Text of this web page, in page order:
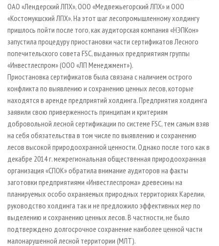
ИНСТРУМЕНТ И МАТЕРИАЛЫ
БИБЛИОТЕКА СПЕЦИАЛИСТА
ОАО «Лендерский ЛПХ», ООО «Медвежьегорский ЛПХ» и ООО
«Костомукшский ЛПХ». На этот шаг лесопромышленному холдингу
пришлось пойти после того, как аудиторская компания «НЭПКон»
запустила процедуру приостановки части сертификатов Лесного
попечительского совета FSC, выданных предприятиям группы
«Инвестлеспром» (ООО «ЛП Менеджмент»).
Приостановка сертификатов была связана с наличием острого
конфликта по выявлению и сохранению ценных лесов, которые
находятся в аренде предприятий холдинга. Предприятия холдинга
заявили свою приверженность принципам и критериям
добровольной лесной сертификации по системе FSC, тем самым взяв
на себя обязательства в том числе по выявлению и сохранению
лесов высокой природоохранной ценности. Однако после того как в
декабре 2014 г. межрегиональная общественная природоохранная
организация «СПОК» обратила внимание аудиторов на факты
заготовки предприятиями «Инвестлеспрома» древесины на
планируемых особо охраняемых природных территориях Карелии,
руководство холдинга так и не предложило эффективных мер по
выделению и сохранению ценных лесов. В частности, не было
подтверждено долгосрочное сохранение наиболее ценной части
малонарушенной лесной территории (МЛТ).